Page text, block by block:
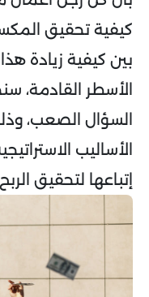
كيفية تحقيق
بين كيفية زيادة
الأسطر القادمة،
السؤال الصعب،
الأساليب
إتباعها لتحقيق